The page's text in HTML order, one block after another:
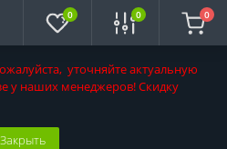
уточняйте актуальную
у наших менеджеров! Скидку
Закрыть
0 0 0